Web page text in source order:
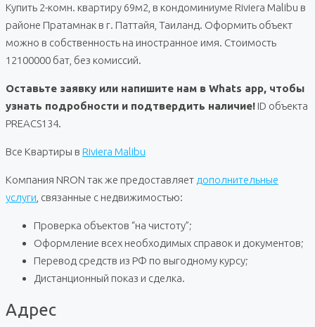
Купить 2-комн. квартиру 69м2, в кондоминиуме Riviera Malibu в
районе Пратамнак в г. Паттайя, Таиланд. Оформить объект
можно в собственность на иностранное имя. Стоимость
12100000 бат, без комиссий.
Оставьте заявку или напишите нам в Whats app, чтобы
узнать подробности и подтвердить наличие! ID объекта
PREACS134.
Все Квартиры в Riviera Malibu
Компания NRON так же предоставляет дополнительные
услуги , связанные с недвижимостью:
Проверка объектов “на чистоту”;
Оформление всех необходимых справок и документов;
Перевод средств из РФ по выгодному курсу;
Дистанционный показ и сделка.
Адрес